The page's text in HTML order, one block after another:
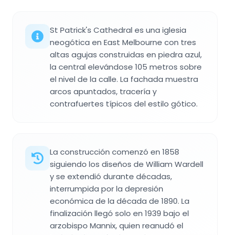
St Patrick's Cathedral es una iglesia
neogótica en East Melbourne con tres
altas agujas construidas en piedra azul,
la central elevándose 105 metros sobre
el nivel de la calle. La fachada muestra
arcos apuntados, tracería y
contrafuertes típicos del estilo gótico.
La construcción comenzó en 1858
siguiendo los diseños de William Wardell
y se extendió durante décadas,
interrumpida por la depresión
económica de la década de 1890. La
finalización llegó solo en 1939 bajo el
arzobispo Mannix, quien reanudó el